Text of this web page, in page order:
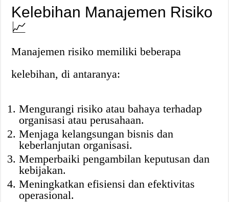
Kelebihan Manajemen Risiko
📈
Manajemen risiko memiliki beberapa
kelebihan, di antaranya:
Mengurangi risiko atau bahaya terhadap
organisasi atau perusahaan.
Menjaga kelangsungan bisnis dan
keberlanjutan organisasi.
Memperbaiki pengambilan keputusan dan
kebijakan.
Meningkatkan efisiensi dan efektivitas
operasional.